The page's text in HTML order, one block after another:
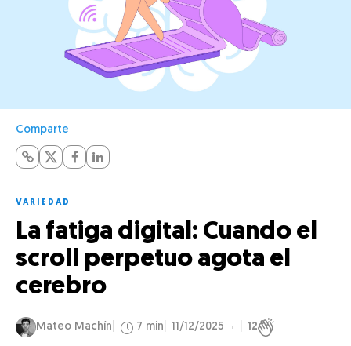
Comparte
VARIEDAD
La fatiga digital: Cuando el
scroll perpetuo agota el
cerebro
Mateo Machín 7 min 11/12/2025 12